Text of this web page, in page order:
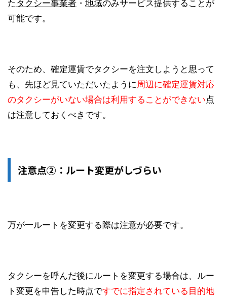
た タクシー事業者 ・ 地域のみサービス提供することが
可能です。
そのため、確定運賃でタクシーを注文しようと思って
も、先ほど見ていただいたように 周辺に確定運賃対応
のタクシーがいない場合は利用することができない点
は注意しておくべきです。
注意点②：ルート変更がしづらい
万が一ルートを変更する際は注意が必要です。
タクシーを呼んだ後にルートを変更する場合は、ルー
ト変更を申告した時点ですでに指定されている目的地